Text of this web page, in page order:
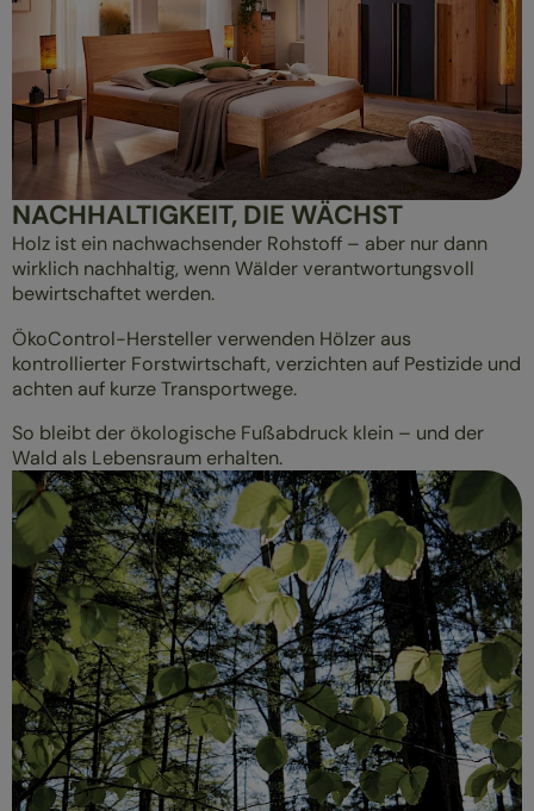
NACHHALTIGKEIT, DIE WÄCHST
Holz ist ein nachwachsender Rohstoff – aber nur dann
wirklich nachhaltig, wenn Wälder verantwortungsvoll
bewirtschaftet werden.
ÖkoControl-Hersteller verwenden Hölzer aus
kontrollierter Forstwirtschaft, verzichten auf Pestizide und
achten auf kurze Transportwege.
So bleibt der ökologische Fußabdruck klein – und der
Wald als Lebensraum erhalten.